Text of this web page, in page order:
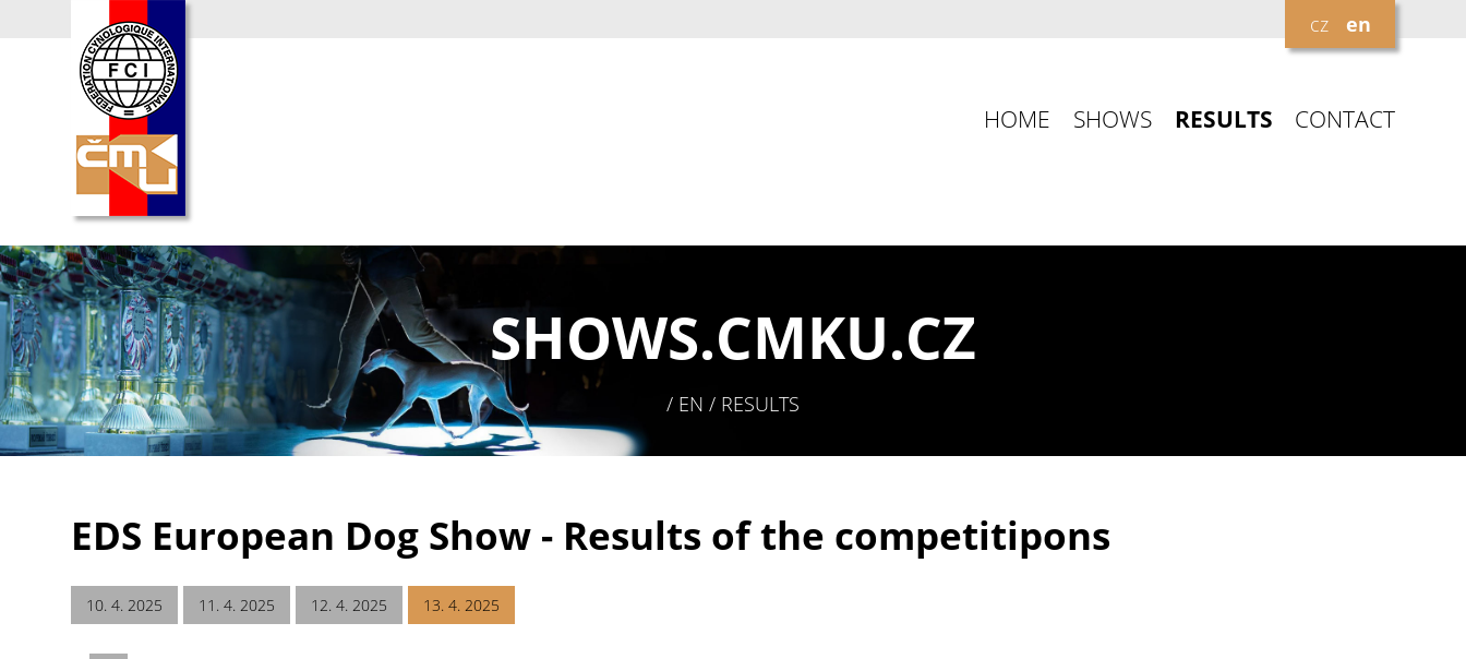
cz en
HOME SHOWS RESULTS CONTACT
SHOWS.CMKU.CZ
/ EN / RESULTS
EDS European Dog Show - Results of the competitipons
10. 4. 2025 11. 4. 2025 12. 4. 2025 13. 4. 2025